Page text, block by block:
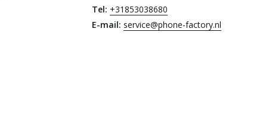
Tel: +31853038680
E-mail: service@phone-factory.nl